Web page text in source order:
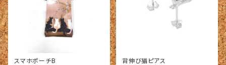
スマホポーチB 背伸び猫ピアス